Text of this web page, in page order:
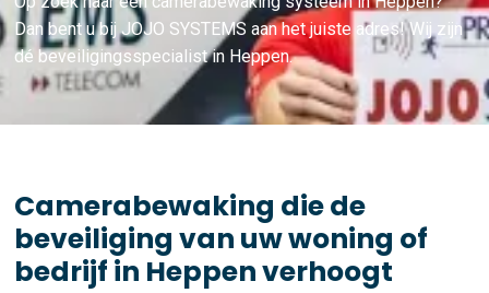
Dan bent u bij JOJO SYSTEMS aan het juiste adres! Wij zijn
dé beveiligingsspecialist in Heppen.
Camerabewaking die de
beveiliging van uw woning of
bedrijf in Heppen verhoogt